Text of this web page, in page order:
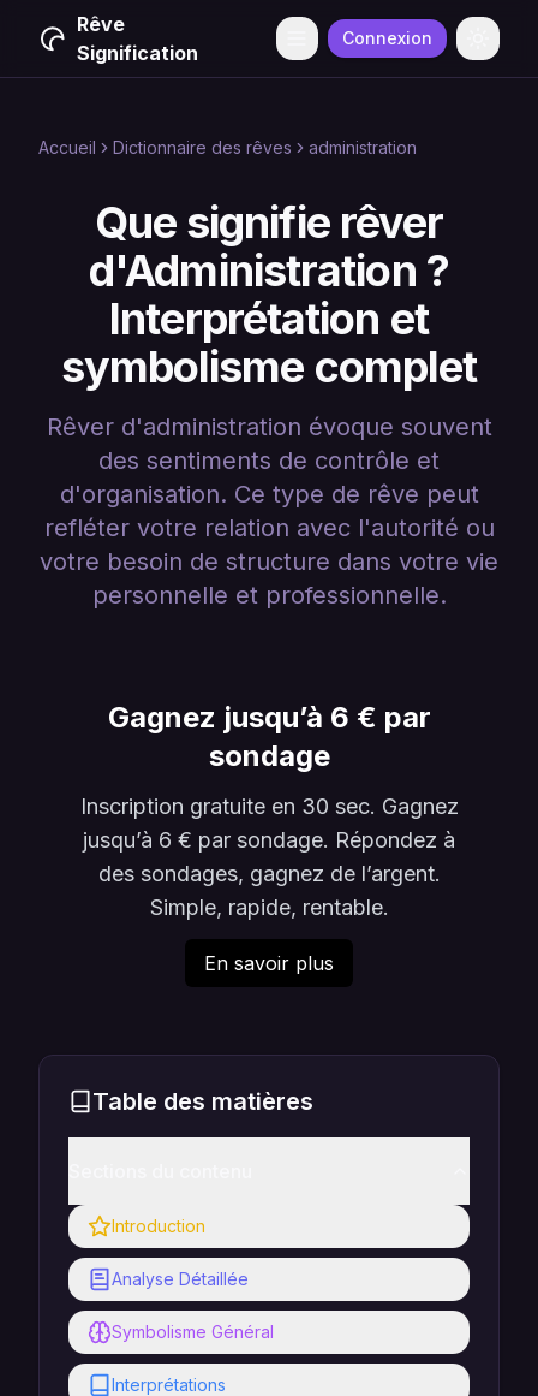
Rêve
Signification
Menu Connexion
Accueil Dictionnaire des rêves administration
Que signifie rêver
d'Administration ?
Interprétation et
symbolisme complet
Rêver d'administration évoque souvent
des sentiments de contrôle et
d'organisation. Ce type de rêve peut
refléter votre relation avec l'autorité ou
votre besoin de structure dans votre vie
personnelle et professionnelle.
Gagnez jusqu’à 6 € par
sondage
Inscription gratuite en 30 sec. Gagnez
jusqu’à 6 € par sondage. Répondez à
des sondages, gagnez de l’argent.
Simple, rapide, rentable.
En savoir plus
Table des matières
Introduction
Analyse Détaillée
Symbolisme Général
Interprétations